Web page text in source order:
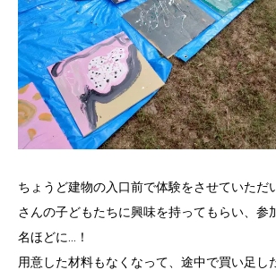
ちょうど建物の入口前で体験をさせていただ
さんの子どもたちに興味を持ってもらい、参
名ほどに…！
用意した材料もなくなって、途中で買い足し